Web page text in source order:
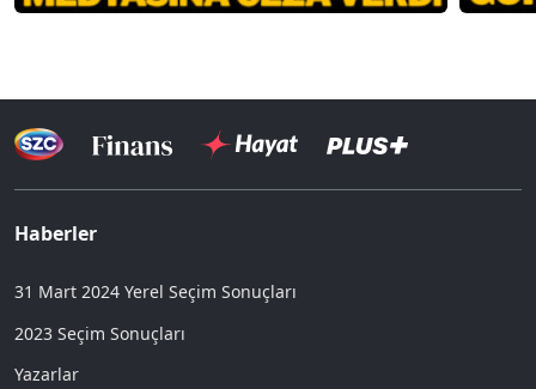
Haberler
31 Mart 2024 Yerel Seçim Sonuçları
2023 Seçim Sonuçları
Yazarlar